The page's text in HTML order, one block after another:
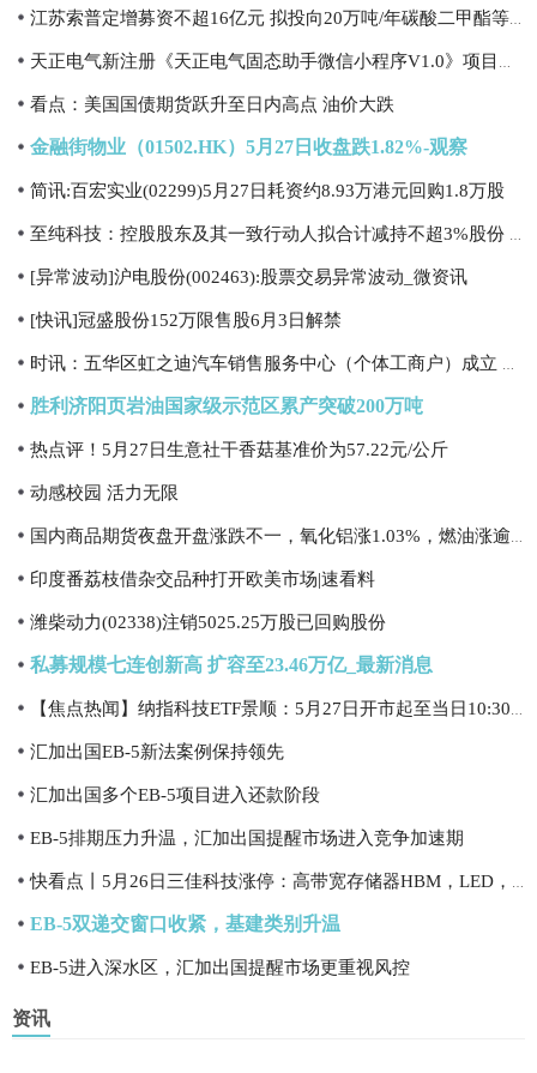
看点：美国国债期货跃升至日内高点 油价大跌
金融街物业（01502.HK）5月27日收盘跌1.82%-观察
简讯:百宏实业(02299)5月27日耗资约8.93万港元回购1.8万股
[异常波动]沪电股份(002463):股票交易异常波动_微资讯
[快讯]冠盛股份152万限售股6月3日解禁
胜利济阳页岩油国家级示范区累产突破200万吨
热点评！5月27日生意社干香菇基准价为57.22元/公斤
动感校园 活力无限
印度番荔枝借杂交品种打开欧美市场|速看料
潍柴动力(02338)注销5025.25万股已回购股份
私募规模七连创新高 扩容至23.46万亿_最新消息
汇加出国EB-5新法案例保持领先
汇加出国多个EB-5项目进入还款阶段
EB-5排期压力升温，汇加出国提醒市场进入竞争加速期
EB-5双递交窗口收紧，基建类别升温
EB-5进入深水区，汇加出国提醒市场更重视风控
资讯